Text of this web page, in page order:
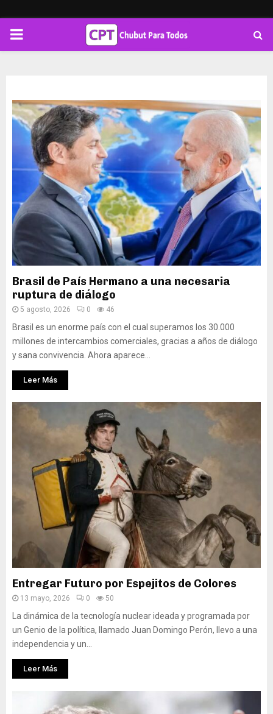
PRIMARY
Brasil de País Hermano a una necesaria
ruptura de diálogo
5 agosto, 2026 0 46
Brasil es un enorme país con el cual superamos los 30.000
millones de intercambios comerciales, gracias a años de diálogo
y sana convivencia. Ahora aparece...
Leer Más
Entregar Futuro por Espejitos de Colores
13 mayo, 2026 0 50
La dinámica de la tecnología nuclear ideada y programada por
un Genio de la política, llamado Juan Domingo Perón, llevo a una
independencia y un...
Leer Más